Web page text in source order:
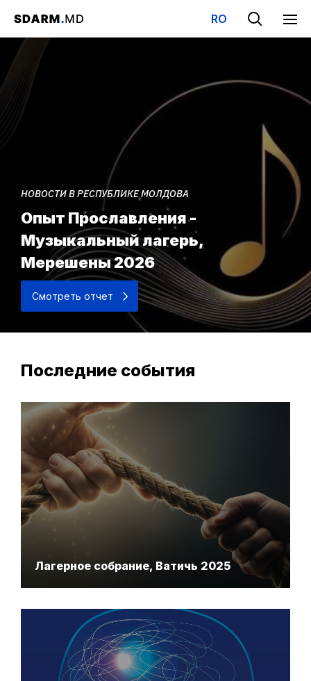
RO
НОВОСТИ В РЕСПУБЛИКЕ МОЛДОВА
Опыт Прославления -
Музыкальный лагерь,
Мерешены 2026
Смотреть отчет
Последние события
Лагерное собрание, Ватичь 2025